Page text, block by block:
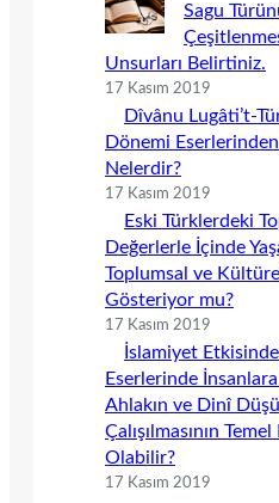
Sagu
Unsurları Belirtiniz.
17 Kasım 2019
Dîvânu Lugâti’t-
Dönemi
Nelerdir?
17 Kasım 2019
Eski Türklerdeki
Değerlerle İçinde
Toplumsal ve
Gösteriyor mu?
17 Kasım 2019
İslamiyet
Eserlerinde
Ahlakın ve Dinî
Çalışılmasının
Olabilir?
17 Kasım 2019